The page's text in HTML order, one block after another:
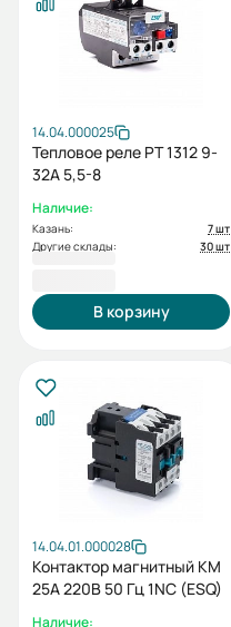
14.04.000025
Тепловое реле РТ 1312 9-
32А 5,5-8
Наличие:
Казань:
7 шт
Другие склады:
30 шт
В корзину
14.04.01.000028
Контактор магнитный КМ
25А 220В 50 Гц 1NC (ESQ)
Наличие: